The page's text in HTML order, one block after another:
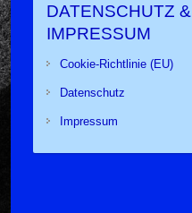
DATENSCHUTZ &
IMPRESSUM
Cookie-Richtlinie (EU)
Datenschutz
Impressum